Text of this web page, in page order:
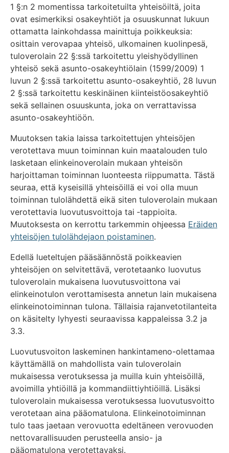
1 §:n 2 momentissa tarkoitetuilta yhteisöiltä, joita
ovat esimerkiksi osakeyhtiöt ja osuuskunnat lukuun
ottamatta lainkohdassa mainittuja poikkeuksia:
osittain verovapaa yhteisö, ulkomainen kuolinpesä,
tuloverolain 22 §:ssä tarkoitettu yleishyödyllinen
yhteisö sekä asunto-osakeyhtiölain (1599/2009) 1
luvun 2 §:ssä tarkoitettu asunto-osakeyhtiö, 28 luvun
2 §:ssä tarkoitettu keskinäinen kiinteistöosakeyhtiö
sekä sellainen osuuskunta, joka on verrattavissa
asunto-osakeyhtiöön.
Muutoksen takia laissa tarkoitettujen yhteisöjen
verotettava muun toiminnan kuin maatalouden tulo
lasketaan elinkeinoverolain mukaan yhteisön
harjoittaman toiminnan luonteesta riippumatta. Tästä
seuraa, että kyseisillä yhteisöillä ei voi olla muun
toiminnan tulolähdettä eikä siten tuloverolain mukaan
verotettavia luovutusvoittoja tai ‑tappioita.
Muutoksesta on kerrottu tarkemmin ohjeessa Eräiden
yhteisöjen tulolähdejaon poistaminen.
Edellä lueteltujen pääsäännöstä poikkeavien
yhteisöjen on selvitettävä, verotetaanko luovutus
tuloverolain mukaisena luovutusvoittona vai
elinkeinotulon verottamisesta annetun lain mukaisena
elinkeinotoiminnan tulona. Tällaisia rajanvetotilanteita
on käsitelty lyhyesti seuraavissa kappaleissa 3.2 ja
3.3.
Luovutusvoiton laskeminen hankintameno-olettamaa
käyttämällä on mahdollista vain tuloverolain
mukaisessa verotuksessa ja muilla kuin yhteisöillä,
avoimilla yhtiöillä ja kommandiittiyhtiöillä. Lisäksi
tuloverolain mukaisessa verotuksessa luovutusvoitto
verotetaan aina pääomatulona. Elinkeinotoiminnan
tulo taas jaetaan verovuotta edeltäneen verovuoden
nettovarallisuuden perusteella ansio- ja
pääomatulona verotettavaksi.